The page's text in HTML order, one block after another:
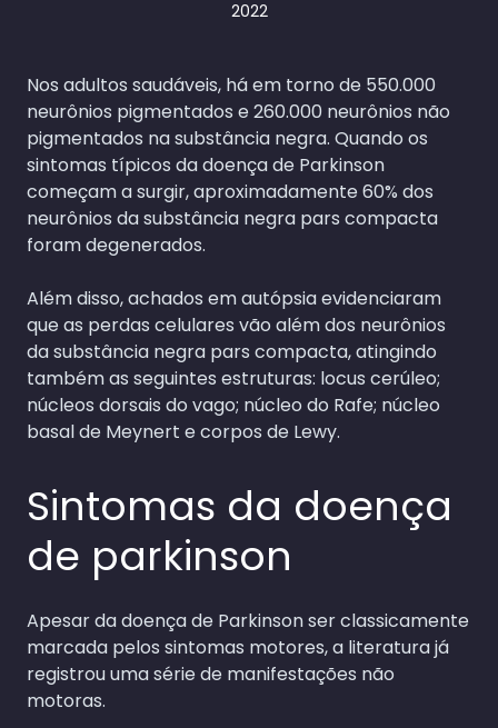
2022
Nos adultos saudáveis, há em torno de 550.000
neurônios pigmentados e 260.000 neurônios não
pigmentados na substância negra. Quando os
sintomas típicos da doença de Parkinson
começam a surgir, aproximadamente 60% dos
neurônios da substância negra pars compacta
foram degenerados.
Além disso, achados em autópsia evidenciaram
que as perdas celulares vão além dos neurônios
da substância negra pars compacta, atingindo
também as seguintes estruturas: locus cerúleo;
núcleos dorsais do vago; núcleo do Rafe; núcleo
basal de Meynert e corpos de Lewy.
Sintomas da doença
de parkinson
Apesar da doença de Parkinson ser classicamente
marcada pelos sintomas motores, a literatura já
registrou uma série de manifestações não
motoras.